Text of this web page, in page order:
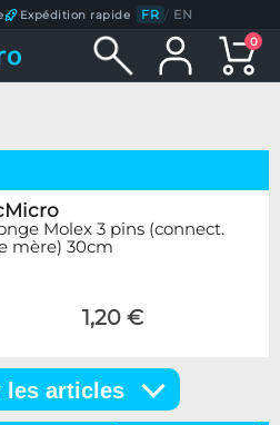
Expédition rapide FR / EN
0
Molex 3 pins (connect.
mère) 30cm
1,20 €
les articles